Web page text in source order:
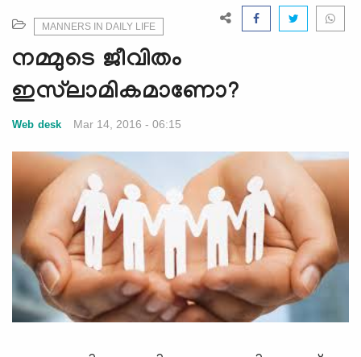
a
v
i
g
a
i
o
n
MANNERS IN DAILY LIFE
നമ്മുടെ ജീവിതം
ഇസ്‌ലാമികമാണോ?
Web desk Mar 14, 2016 - 06:15